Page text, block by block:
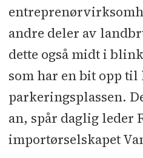
andre deler av
dette også midt i
som har en bit opp
parkeringsplassen.
an, spår daglig leder
importørselskapet